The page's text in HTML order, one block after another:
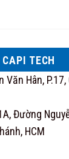
TECH
Hân, P.17,
Đường
HCM